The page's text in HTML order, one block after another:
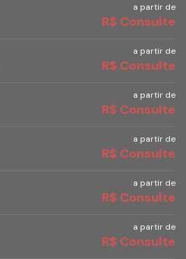
a partir de
R$ Consulte
a partir de
R$ Consulte
a partir de
R$ Consulte
a partir de
R$ Consulte
a partir de
R$ Consulte
a partir de
R$ Consulte